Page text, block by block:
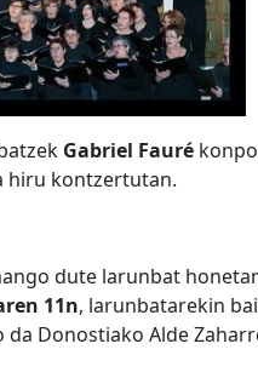
Gabriel Fauré
hiru kontzertutan.
dute larunbat
11n, larunbatarekin
Donostiako Alde